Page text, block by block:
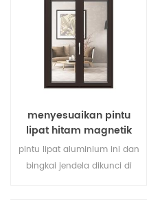
menyesuaikan pintu
lipat hitam magnetik
besar penggunaan
tahan lama
pintu lipat aluminium ini dan
bingkai jendela dikunci di